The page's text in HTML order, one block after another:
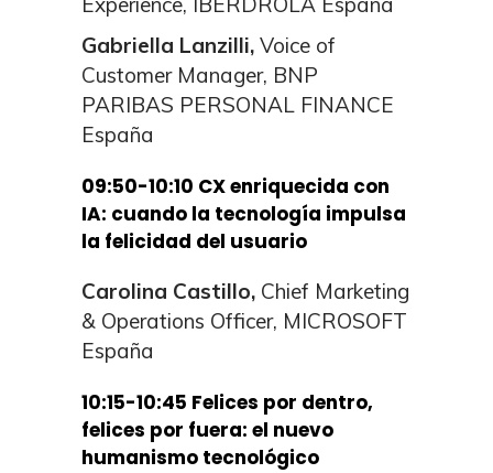
Gabriella Lanzilli, Voice of
Customer Manager, BNP
PARIBAS PERSONAL FINANCE
España
09:50-10:10 CX enriquecida con
IA: cuando la tecnología impulsa
la felicidad del usuario
Carolina Castillo, Chief Marketing
& Operations Officer, MICROSOFT
España
10:15-10:45 Felices por dentro,
felices por fuera: el nuevo
humanismo tecnológico